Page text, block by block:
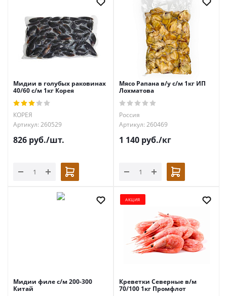
Мидии в голубых раковинах
40/60 с/м 1кг Корея
КОРЕЯ
Артикул: 260529
826 руб./шт.
Мясо Рапана в/у с/м 1кг ИП
Лохматова
Россия
Артикул: 260469
1 140 руб./кг
Мидии филе с/м 200-300
Китай
АКЦИЯ
Креветки Северные в/м
70/100 1кг Промфлот